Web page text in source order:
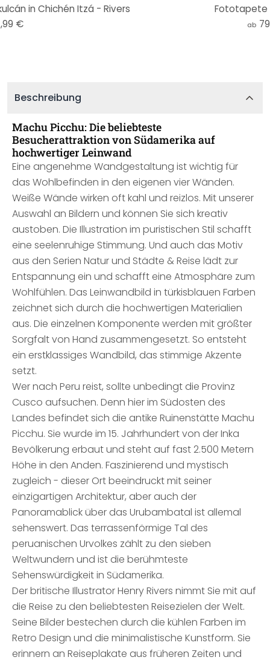
in Chichén Itzá - Rivers
€
Fototapete
ab
Beschreibung
Machu Picchu: Die beliebteste
Besucherattraktion von Südamerika auf
hochwertiger Leinwand
Eine angenehme Wandgestaltung ist wichtig für
das Wohlbefinden in den eigenen vier Wänden.
Weiße Wände wirken oft kahl und reizlos. Mit unserer
Auswahl an Bildern und können Sie sich kreativ
austoben. Die Illustration im puristischen Stil schafft
eine seelenruhige Stimmung. Und auch das Motiv
aus den Serien Natur und Städte & Reise lädt zur
Entspannung ein und schafft eine Atmosphäre zum
Wohlfühlen. Das Leinwandbild in türkisblauen Farben
zeichnet sich durch die hochwertigen Materialien
aus. Die einzelnen Komponente werden mit größter
Sorgfalt von Hand zusammengesetzt. So entsteht
ein erstklassiges Wandbild, das stimmige Akzente
setzt.
Wer nach Peru reist, sollte unbedingt die Provinz
Cusco aufsuchen. Denn hier im Südosten des
Landes befindet sich die antike Ruinenstätte Machu
Picchu. Sie wurde im 15. Jahrhundert von der Inka
Bevölkerung erbaut und steht auf fast 2.500 Metern
Höhe in den Anden. Faszinierend und mystisch
zugleich - dieser Ort beeindruckt mit seiner
einzigartigen Architektur, aber auch der
Panoramablick über das Urubambatal ist allemal
sehenswert. Das terrassenförmige Tal des
peruanischen Urvolkes zählt zu den sieben
Weltwundern und ist die berühmteste
Sehenswürdigkeit in Südamerika.
Der britische Illustrator Henry Rivers nimmt Sie mit auf
die Reise zu den beliebtesten Reisezielen der Welt.
Seine Bilder bestechen durch die kühlen Farben im
Retro Design und die minimalistische Kunstform. Sie
erinnern an Reiseplakate aus früheren Zeiten und